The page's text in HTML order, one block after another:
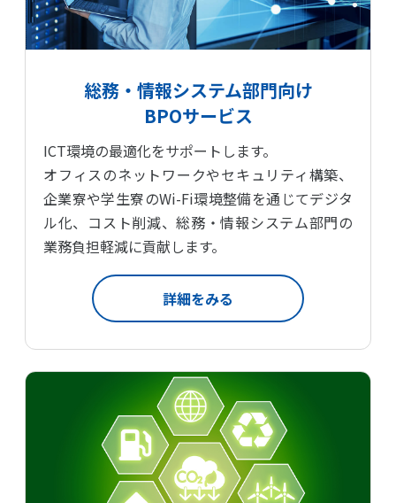
総務・情報システム部門向け
BPOサービス
ICT環境の最適化をサポートします。
オフィスのネットワークやセキュリティ構築、
企業寮や学生寮のWi-Fi環境整備を通じてデジタ
ル化、コスト削減、総務・情報システム部門の
業務負担軽減に貢献します。
詳細をみる